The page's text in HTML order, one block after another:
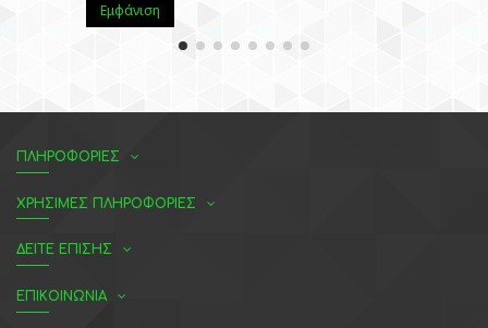
Εμφάνιση
ΠΛΗΡΟΦΟΡΙΕΣ
ΧΡΗΣΙΜΕΣ ΠΛΗΡΟΦΟΡΙΕΣ
ΔΕΙΤΕ ΕΠΙΣΗΣ
ΕΠΙΚΟΙΝΩΝΙΑ